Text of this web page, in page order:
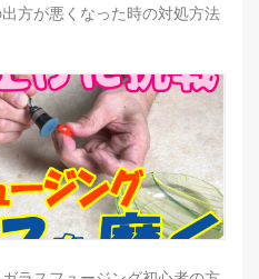
方が悪くなった時の対処方法